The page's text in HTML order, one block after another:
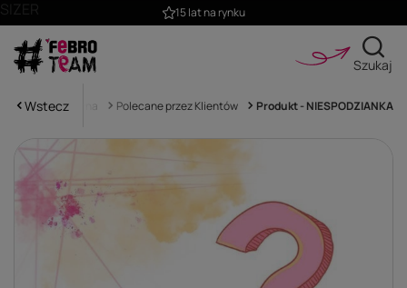
15 lat na rynku
Szukaj
Wstecz
Strona główna Polecane przez Klientów Produkt - NIESPODZIANKA